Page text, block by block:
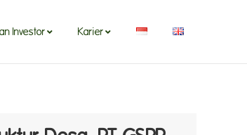
Investor Karier